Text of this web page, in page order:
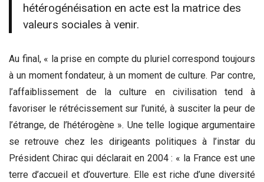
hétérogénéisation en acte est la matrice des
valeurs sociales à venir.
Au final, « la prise en compte du pluriel correspond toujours
à un moment fondateur, à un moment de culture. Par contre,
l’affaiblissement de la culture en civilisation tend à
favoriser le rétrécissement sur l’unité, à susciter la peur de
l’étrange, de l’hétérogène ». Une telle logique argumentaire
se retrouve chez les dirigeants politiques à l’instar du
Président Chirac qui déclarait en 2004 : « la France est une
terre d’accueil et d’ouverture. Elle est riche d’une diversité